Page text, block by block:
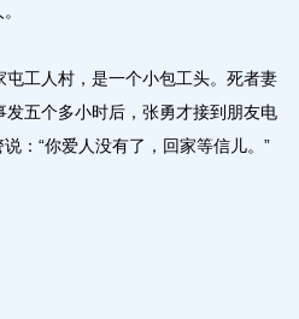
工人村，是一个小包工头。死者妻
五个多小时后，张勇才接到朋友电
：“你爱人没有了，回家等信儿。”